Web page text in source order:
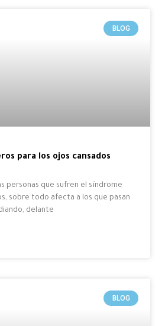
BLOG
para los ojos cansados
personas que sufren el síndrome
sobre todo afecta a los que pasan
delante
BLOG